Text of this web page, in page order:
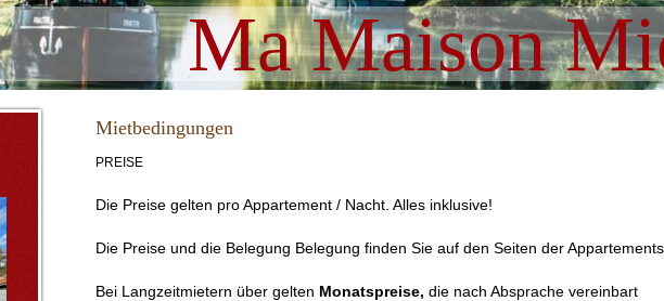
Ma Maison
Mietbedingungen
PREISE
Die Preise gelten pro Appartement / Nacht. Alles inklusive!
Die Preise und die Belegung Belegung finden Sie auf den Seiten der Appartements.
Bei Langzeitmietern über gelten Monatspreise, die nach Absprache vereinbart